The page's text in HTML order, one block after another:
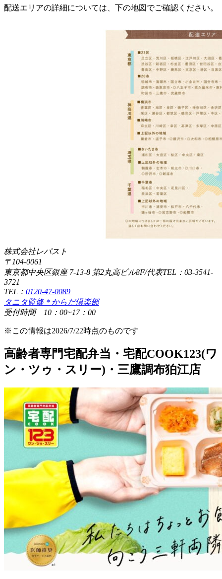
配送エリアの詳細については、下の地図でご確認ください。
株式会社レパスト
〒104-0061
東京都中央区銀座 7-13-8 第2丸高ビル8F/代表TEL：03-3541-
3721
TEL： 0120-47-0089
タニタ監修＊からだ倶楽部
受付時間 10：00~17：00
※この情報は2026/7/22時点のものです
高齢者専門宅配弁当・宅配COOK123(ワ
ン・ツゥ・スリー)・三鷹調布狛江店